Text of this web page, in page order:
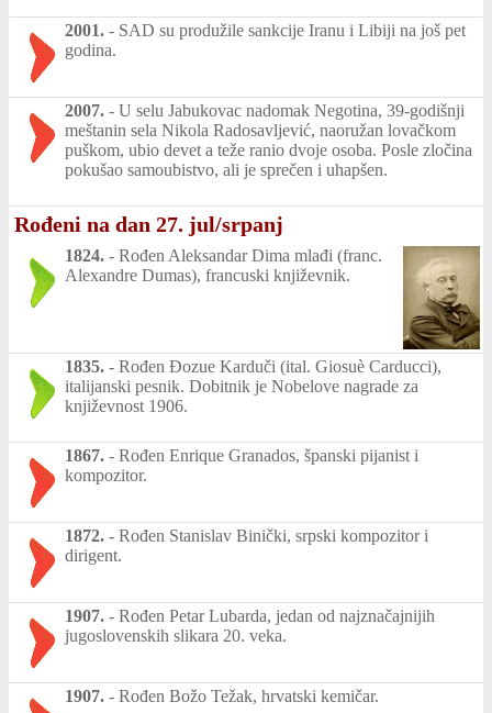
2001. - SAD su produžile sankcije Iranu i Libiji na još pet
godina.
2007. - U selu Jabukovac nadomak Negotina, 39-godišnji
meštanin sela Nikola Radosavljević, naoružan lovačkom
puškom, ubio devet a teže ranio dvoje osoba. Posle zločina
pokušao samoubistvo, ali je sprečen i uhapšen.
Rođeni na dan 27. jul/srpanj
1824. - Rođen Aleksandar Dima mlađi (franc.
Alexandre Dumas), francuski književnik.
1835. - Rođen Đozue Karduči (ital. Giosuè Carducci),
italijanski pesnik. Dobitnik je Nobelove nagrade za
književnost 1906.
1867. - Rođen Enrique Granados, španski pijanist i
kompozitor.
1872. - Rođen Stanislav Binički, srpski kompozitor i
dirigent.
1907. - Rođen Petar Lubarda, jedan od najznačajnijih
jugoslovenskih slikara 20. veka.
1907. - Rođen Božo Težak, hrvatski kemičar.